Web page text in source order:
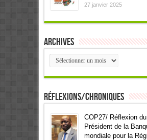
27 janvier 2025
Archives
Archives
Réflexions/Chroniques
COP27/ Réflexion
Président de la
mondiale pour la